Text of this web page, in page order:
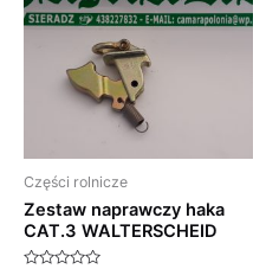
Części rolnicze
Zestaw naprawczy haka
CAT.3 WALTERSCHEID